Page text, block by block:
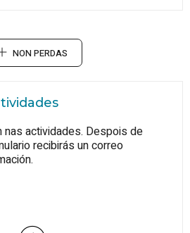
NON PERDAS
actividades. Despois de
recibirás un correo